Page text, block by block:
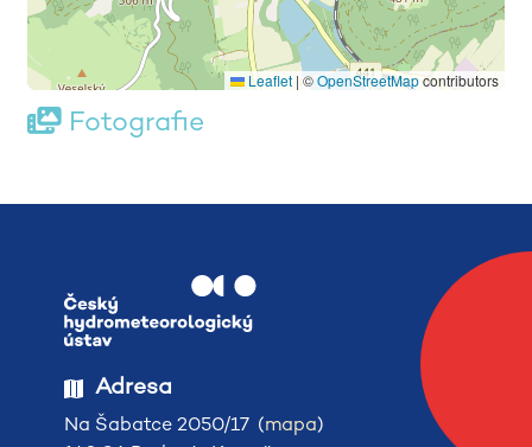
Leaflet | ©OpenStreetMapcontributors
Fotografie
Adresa
Na Šabatce 2050/17 (mapa)